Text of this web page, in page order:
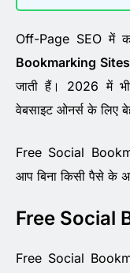
Off-Page SEO में
Bookmarking Sites
जाती हैं। 2026 में भी
वेबसाइट ओनर्स के लिए
Free Social
आप बिना किसी पैसे के
Free Social
Free Social